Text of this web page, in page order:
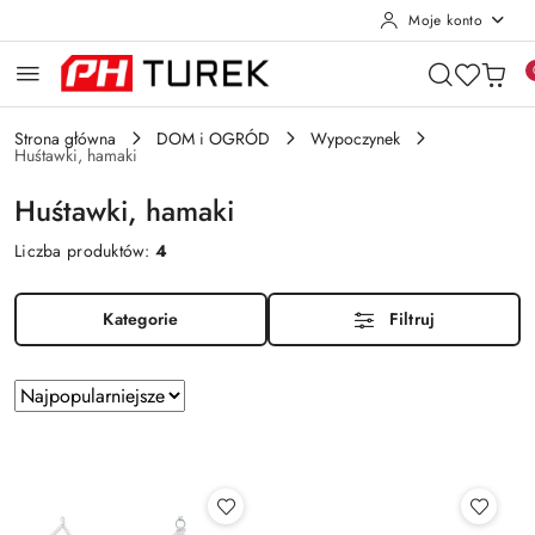
Moje konto
Strona główna DOM i OGRÓD Wypoczynek
Huśtawki, hamaki
Huśtawki, hamaki
Liczba produktów:4
Kategorie Filtruj
Zastosowano
sortowanie:
Sortuj
według